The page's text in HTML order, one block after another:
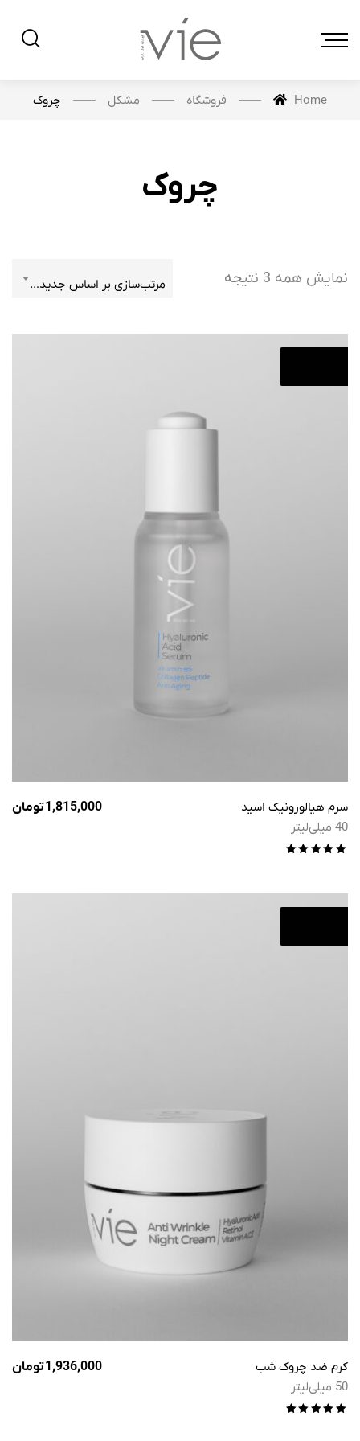
Home فروشگاه مشکل چروک
چروک
نمایش همه 3 نتیجه مرتب‌سازی بر اساس جدیدترین
سرم هیالورونیک اسید 1,815,000تومان
40 میلی‌لیتر
کرم ضد چروک شب 1,936,000تومان
50 میلی‌لیتر